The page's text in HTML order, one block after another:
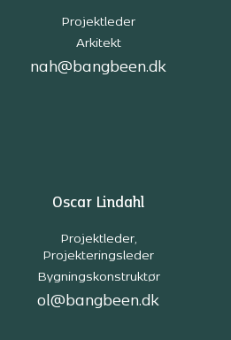
Projektleder
Arkitekt
nah@bangbeen.dk
Oscar Lindahl
Projektleder,
Projekteringsleder
Bygningskonstruktør
ol@bangbeen.dk